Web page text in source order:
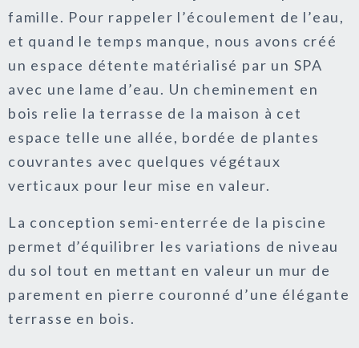
famille. Pour rappeler l’écoulement de l’eau,
et quand le temps manque, nous avons créé
un espace détente matérialisé par un SPA
avec une lame d’eau. Un cheminement en
bois relie la terrasse de la maison à cet
espace telle une allée, bordée de plantes
couvrantes avec quelques végétaux
verticaux pour leur mise en valeur.
La conception semi-enterrée de la piscine
permet d’équilibrer les variations de niveau
du sol tout en mettant en valeur un mur de
parement en pierre couronné d’une élégante
terrasse en bois.